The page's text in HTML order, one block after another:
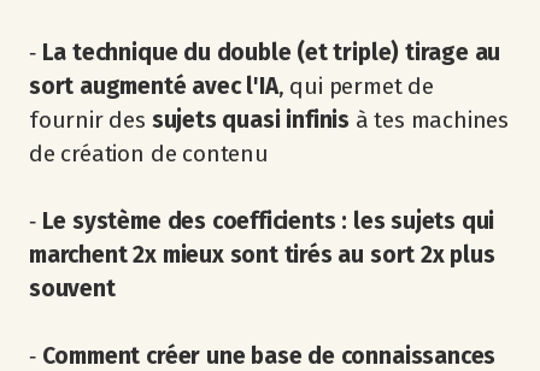
‐ La technique du double (et triple) tirage au
sort augmenté avec l'IA, qui permet de
fournir des sujets quasi infinis à tes machines
de création de contenu
‐ Le système des coefficients : les sujets qui
marchent 2x mieux sont tirés au sort 2x plus
souvent
‐ Comment créer une base de connaissances